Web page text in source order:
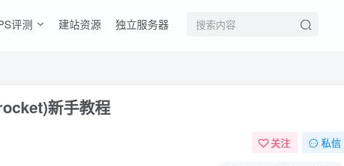
评测 建站资源 独立服务器
新手教程
关注 私信